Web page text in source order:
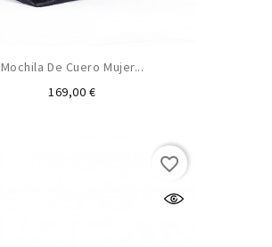
Mochila De Cuero Mujer...
169,00 €Precio
favorite_border